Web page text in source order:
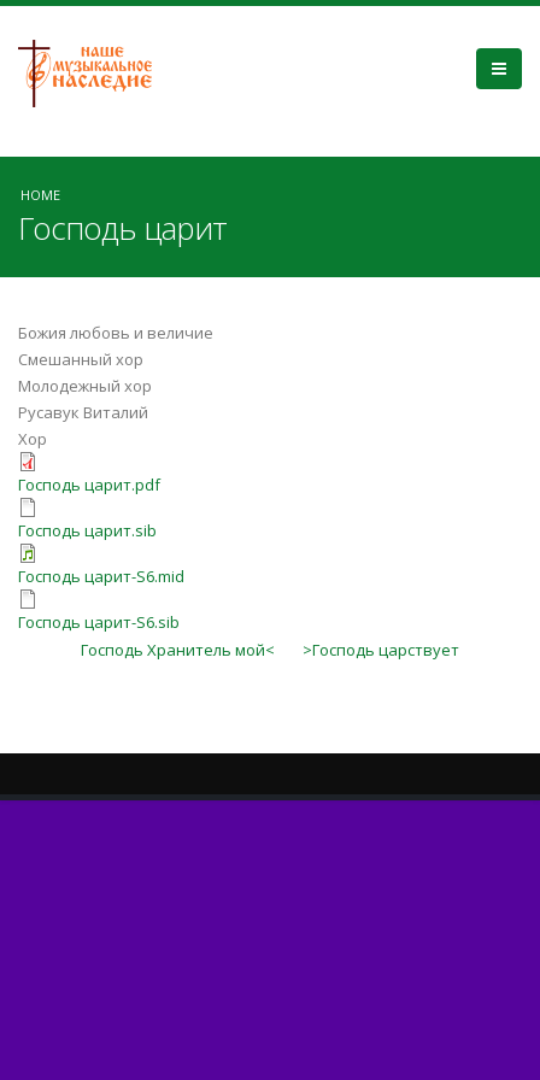
HOME
Господь царит
Божия любовь и величие
Смешанный хор
Молодежный хор
Русавук Виталий
Хор
Господь царит.pdf
Господь царит.sib
Господь царит-S6.mid
Господь царит-S6.sib
Господь Хранитель мой<
>Господь царствует